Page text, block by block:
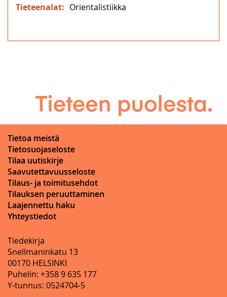
Orientalistiikka
Tietoa meistä
Tietosuojaseloste
Tilaa uutiskirje
Saavutettavuusseloste
Tilaus- ja toimitusehdot
Tilauksen peruuttaminen
Laajennettu haku
Yhteystiedot
Tiedekirja
Snellmaninkatu 13
00170 HELSINKI
Puhelin: +358 9 635 177
Y-tunnus: 0524704-5